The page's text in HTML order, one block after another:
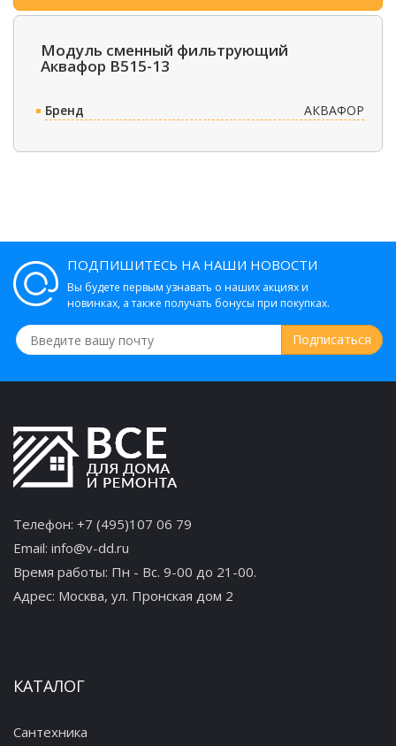
Модуль сменный фильтрующий
Аквафор В515-13
Бренд АКВАФОР
ПОДПИШИТЕСЬ НА НАШИ НОВОСТИ
Вы будете первым узнавать о наших акциях и
новинках, а также получать бонусы при покупках.
Телефон: +7 (495)107 06 79
Email: info@v-dd.ru
Время работы: Пн - Вс. 9-00 до 21-00.
Адрес: Москва, ул. Пронская дом 2
КАТАЛОГ
Сантехника